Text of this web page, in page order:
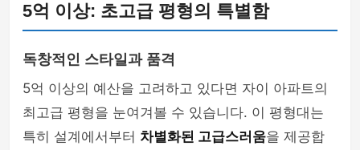
5억 이상: 초고급 평형의 특별함
독창적인 스타일과 품격
5억 이상의 예산을 고려하고 있다면 자이 아파트의
최고급 평형을 눈여겨볼 수 있습니다. 이 평형대는
특히 설계에서부터 차별화된 고급스러움을 제공합